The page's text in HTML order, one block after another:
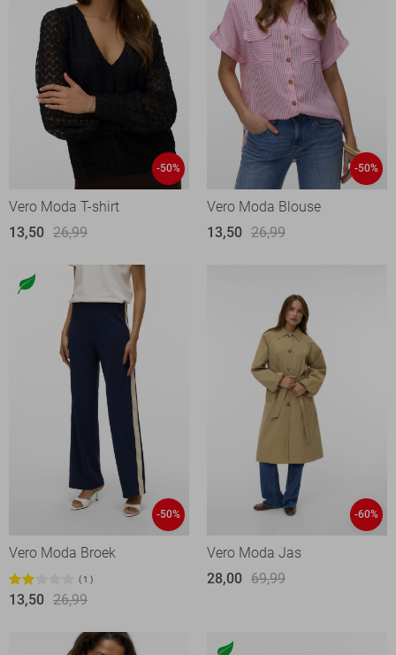
-50%
Vero Moda T-shirt
13,50 26,99
-50%
Vero Moda Blouse
13,50 26,99
-50%
Vero Moda Broek
1
13,50 26,99
-60%
Vero Moda Jas
28,00 69,99